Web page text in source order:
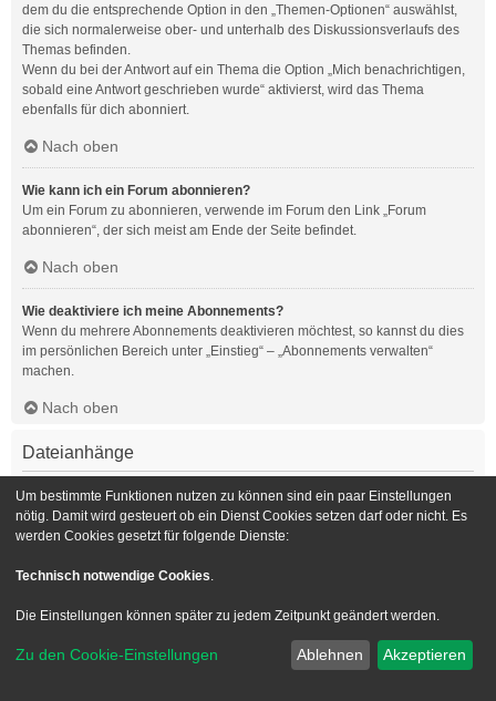
dem du die entsprechende Option in den „Themen-Optionen“ auswählst,
die sich normalerweise ober- und unterhalb des Diskussionsverlaufs des
Themas befinden.
Wenn du bei der Antwort auf ein Thema die Option „Mich benachrichtigen,
sobald eine Antwort geschrieben wurde“ aktivierst, wird das Thema
ebenfalls für dich abonniert.
Nach oben
Wie kann ich ein Forum abonnieren?
Um ein Forum zu abonnieren, verwende im Forum den Link „Forum
abonnieren“, der sich meist am Ende der Seite befindet.
Nach oben
Wie deaktiviere ich meine Abonnements?
Wenn du mehrere Abonnements deaktivieren möchtest, so kannst du dies
im persönlichen Bereich unter „Einstieg“ – „Abonnements verwalten“
machen.
Nach oben
Dateianhänge
Welche Dateianhänge sind in diesem Forum zulässig?
Die Board-Administration kann bestimmte Dateitypen zulassen oder
verbieten. Falls du dir nicht sicher bist, welche Dateitypen du anhängen
Administration.
Nach oben
Kann ich eine Übersicht all meiner Dateianhänge erhalten?
Um eine Liste all deiner Dateianhänge zu erhalten, gehe in den
Um bestimmte Funktionen nutzen zu können sind ein paar Einstellungen
nötig. Damit wird gesteuert ob ein Dienst Cookies setzen darf oder nicht. Es
werden Cookies gesetzt für folgende Dienste:
Technisch notwendige Cookies.
Die Einstellungen können später zu jedem Zeitpunkt geändert werden.
Zu den Cookie-Einstellungen Ablehnen Akzeptieren